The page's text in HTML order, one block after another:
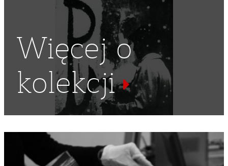
SZKOŁA PODCHORĄŻYCH KAWALERII,CENTRUM
WYSZKOLENIA KAWALERII
PODCHORĄŻÓWKA
Więcej o
kolekcji